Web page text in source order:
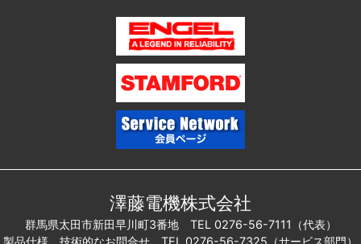
澤藤電機株式会社
群馬県太田市新田早川町3番地 TEL 0276-56-7111（代表）
製品仕様、技術的なお問合せ TEL 0276-56-7325（サービス部門）